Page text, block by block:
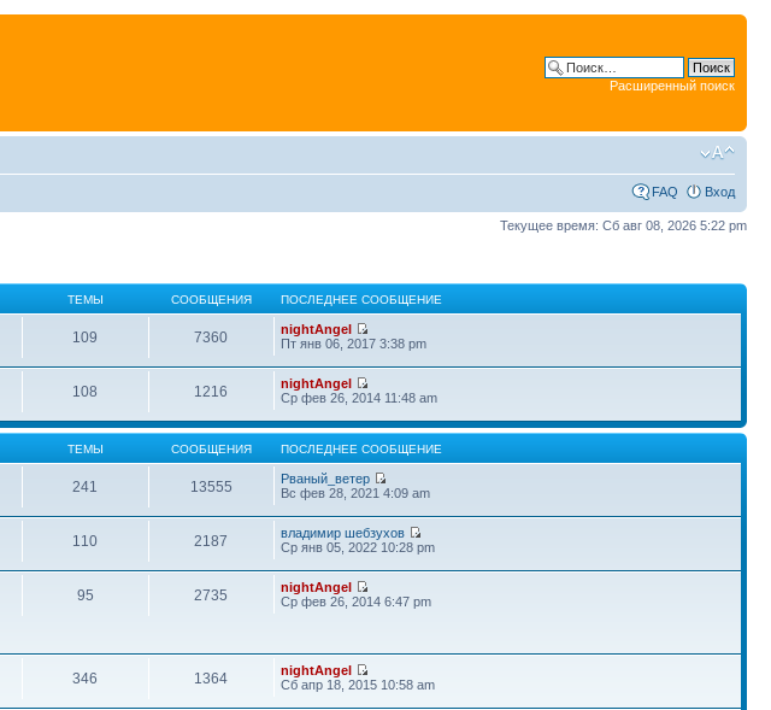
Расширенный поиск
FAQ Вход
Текущее время: Сб авг 08, 2026 5:22 pm
ТЕМЫ СООБЩЕНИЯ ПОСЛЕДНЕЕ СООБЩЕНИЕ
109 7360
nightAngel
Пт янв 06, 2017 3:38 pm
108 1216
nightAngel
Ср фев 26, 2014 11:48 am
ТЕМЫ СООБЩЕНИЯ ПОСЛЕДНЕЕ СООБЩЕНИЕ
241 13555
Рваный_ветер
Вс фев 28, 2021 4:09 am
110 2187
владимир шебзухов
Ср янв 05, 2022 10:28 pm
95 2735
nightAngel
Ср фев 26, 2014 6:47 pm
346 1364
nightAngel
Сб апр 18, 2015 10:58 am